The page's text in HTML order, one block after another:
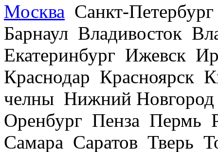
Москва Санкт-
Барнаул Владивосток
Екатеринбург Ижевск
Краснодар Красноярск
челны Нижний
Оренбург Пенза Пермь
Самара Саратов Тверь